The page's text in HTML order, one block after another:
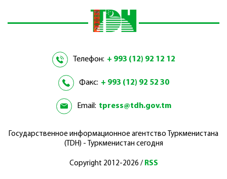
Телефон: + 993 (12) 92 12 12
Факс: + 993 (12) 92 52 30
Email: tpress@tdh.gov.tm
Государственное информационное агентство Туркменистана
(TDH) - Туркменистан сегодня
Copyright 2012-2026 / RSS